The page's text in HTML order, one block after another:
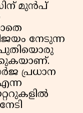
മുൻപ്
നേടുന്ന
പുതിയൊരു
പ്രധാന